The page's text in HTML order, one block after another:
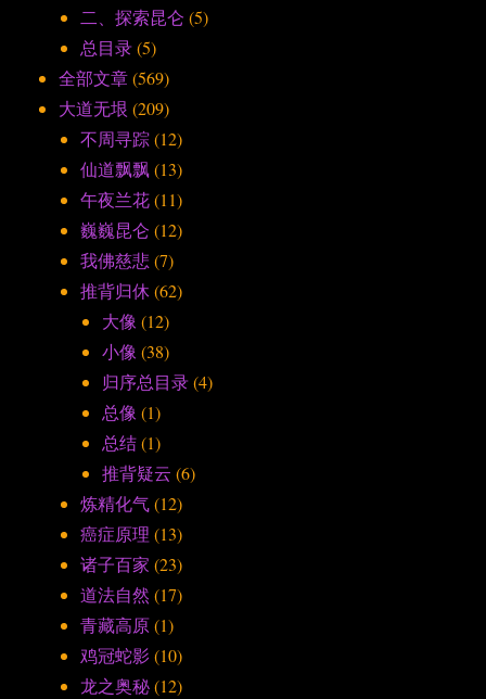
二、探索昆仑 (5)
总目录(5)
全部文章(569)
大道无垠 (209)
不周寻踪(12)
仙道飘飘(13)
午夜兰花(11)
巍巍昆仑 (12)
我佛慈悲 (7)
推背归休(62)
大像 (12)
小像 (38)
归序总目录(4)
总像 (1)
总结(1)
推背疑云 (6)
炼精化气(12)
癌症原理 (13)
诸子百家 (23)
道法自然 (17)
青藏高原(1)
鸡冠蛇影(10)
龙之奥秘(12)